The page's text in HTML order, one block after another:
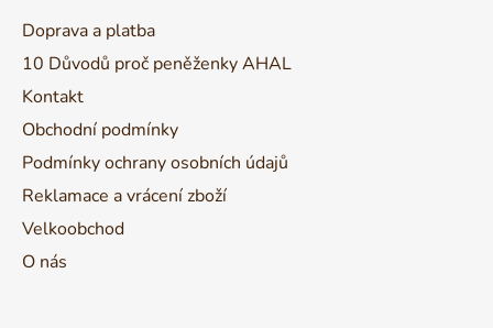
Doprava a platba
10 Důvodů proč peněženky AHAL
Kontakt
Obchodní podmínky
Podmínky ochrany osobních údajů
Reklamace a vrácení zboží
Velkoobchod
O nás